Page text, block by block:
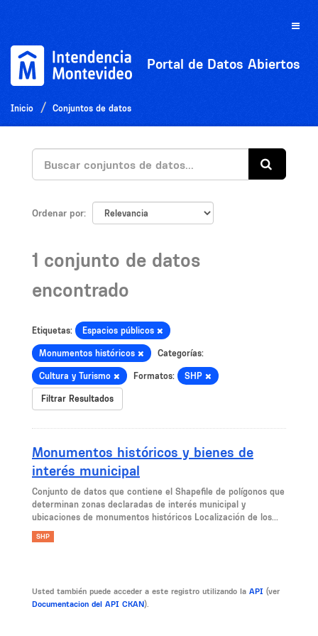
Toggle
Portal de Datos Abiertos
Inicio Conjuntos de datos
Ordenar por
1 conjunto de datos
encontrado
Etiquetas: Espacios públicos
Monumentos históricos Categorías:
Cultura y Turismo Formatos: SHP
Filtrar Resultados
Monumentos históricos y bienes de
interés municipal
Conjunto de datos que contiene el Shapefile de polígonos que
determinan zonas declaradas de interés municipal y
ubicaciones de monumentos históricos Localización de los...
SHP
Usted también puede acceder a este registro utilizando la API (ver
Documentacion del API CKAN).